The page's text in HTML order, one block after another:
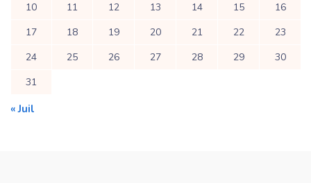
10
11 12 13 14 15
16
17
18 19 20 21 22
23
24
25 26 27 28 29
30
31
« Juil